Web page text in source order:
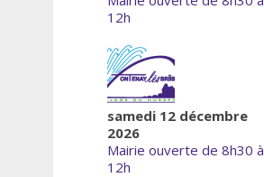
12h
samedi 12 décembre
2026
Mairie ouverte de 8h30 à
12h